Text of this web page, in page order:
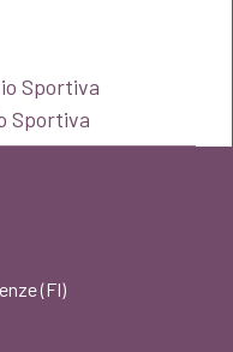
Sportiva
Sportiva
(FI)